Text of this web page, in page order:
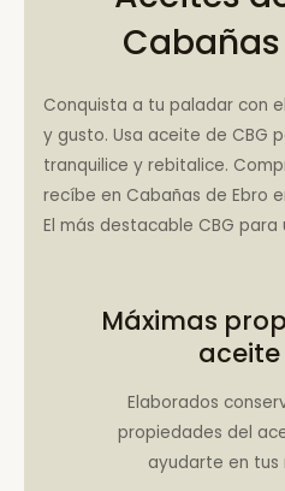
Conquista a tu paladar con
y gusto. Usa aceite de CBG
tranquilice y rebitalice.
recíbe en Cabañas de Ebro
El más destacable CBG para
Máximas
aceite
Elaborados
propiedades del
ayudarte en tus